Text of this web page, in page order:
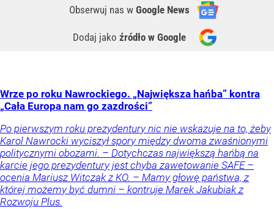
Obserwuj nas w Google News
Dodaj jako źródło w Google
Wrze po roku Nawrockiego. „Największa hańba” kontra
„Cała Europa nam go zazdrości”
Po pierwszym roku prezydentury nic nie wskazuje na to, żeby
Karol Nawrocki wyciszył spory między dwoma zwaśnionymi
politycznymi obozami. – Dotychczas największą hańbą na
karcie jego prezydentury jest chyba zawetowanie SAFE –
ocenia Mariusz Witczak z KO. – Mamy głowę państwa, z
której możemy być dumni – kontruje Marek Jakubiak z
Rozwoju Plus.